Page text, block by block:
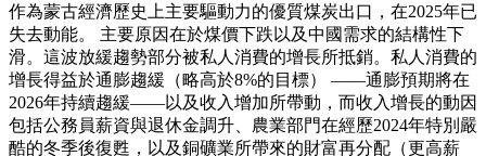
作為蒙古經濟歷史上主要驅動力的優質煤炭出口，在2025年已
失去動能。 主要原因在於煤價下跌以及中國需求的結構性下
滑。這波放緩趨勢部分被私人消費的增長所抵銷。私人消費的
增長得益於通膨趨緩（略高於8%的目標） ——通膨預期將在
2026年持續趨緩——以及收入增加所帶動，而收入增長的動因
包括公務員薪資與退休金調升、農業部門在經歷2024年特別嚴
酷的冬季後復甦，以及銅礦業所帶來的財富再分配（更高薪